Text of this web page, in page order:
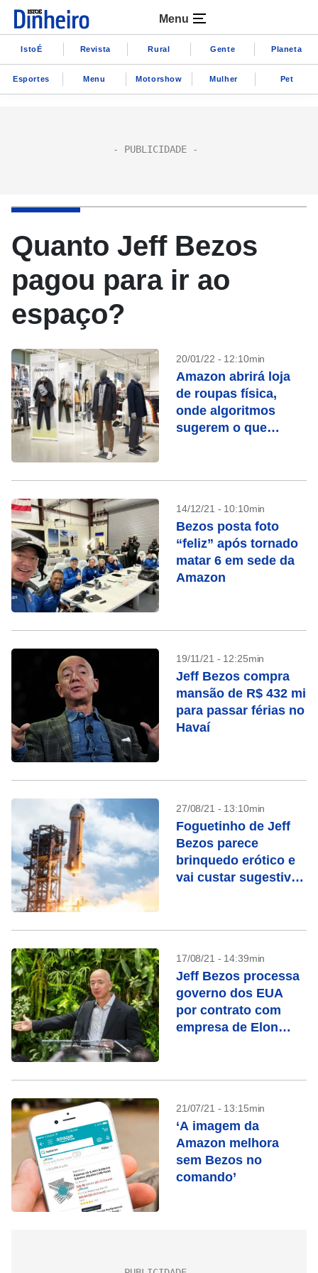
Menu
IstoÉ Revista Rural Gente Planeta
Esportes Menu Motorshow Mulher Pet
Quanto Jeff Bezos
pagou para ir ao
espaço?
20/01/22 - 12:10min
Amazon abrirá loja
de roupas física,
onde algoritmos
sugerem o que
14/12/21 - 10:10min
Bezos posta foto
“feliz” após tornado
matar 6 em sede da
Amazon
19/11/21 - 12:25min
Jeff Bezos compra
mansão de R$ 432 mi
para passar férias no
Havaí
27/08/21 - 13:10min
Foguetinho de Jeff
Bezos parece
brinquedo erótico e
vai custar sugestivos
17/08/21 - 14:39min
Jeff Bezos processa
governo dos EUA
por contrato com
empresa de Elon
21/07/21 - 13:15min
‘A imagem da
Amazon melhora
sem Bezos no
comando’